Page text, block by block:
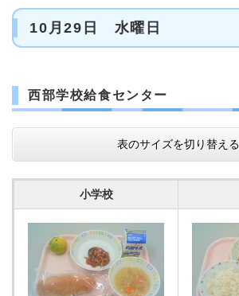
10月29日 水曜日
西部学校給食センター
表のサイズを切り替える
小学校